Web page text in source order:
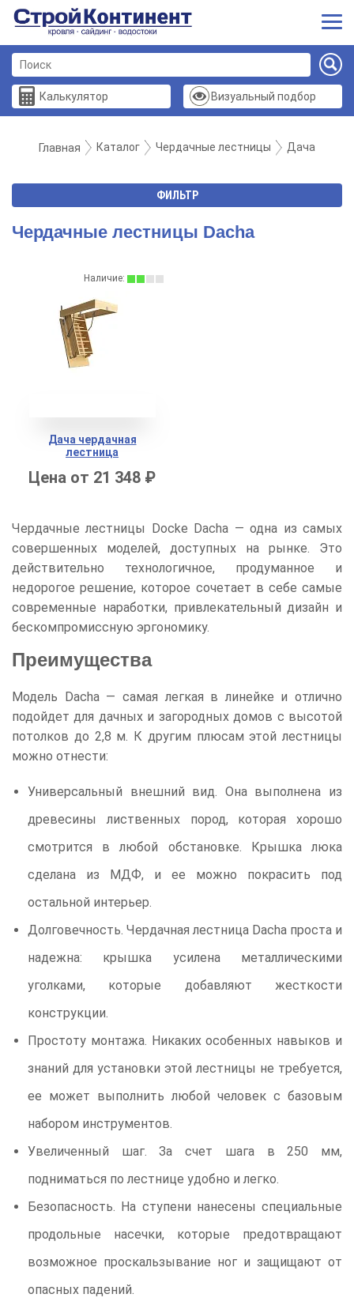
Калькулятор Визуальный подбор
Главная Каталог Чердачные лестницы Дача
ФИЛЬТР
Чердачные лестницы Dacha
Наличие:
Дача чердачная
лестница
Цена от 21 348 ₽
Чердачные лестницы Docke Dacha — одна из самых
совершенных моделей, доступных на рынке. Это
действительно технологичное, продуманное и
недорогое решение, которое сочетает в себе самые
современные наработки, привлекательный дизайн и
бескомпромиссную эргономику.
Преимущества
Модель Dacha — самая легкая в линейке и отлично
подойдет для дачных и загородных домов с высотой
потолков до 2,8 м. К другим плюсам этой лестницы
можно отнести:
Универсальный внешний вид. Она выполнена из
древесины лиственных пород, которая хорошо
смотрится в любой обстановке. Крышка люка
сделана из МДФ, и ее можно покрасить под
остальной интерьер.
Долговечность. Чердачная лестница Dacha проста и
надежна: крышка усилена металлическими
уголками, которые добавляют жесткости
конструкции.
Простоту монтажа. Никаких особенных навыков и
знаний для установки этой лестницы не требуется,
ее может выполнить любой человек с базовым
набором инструментов.
Увеличенный шаг. За счет шага в 250 мм,
подниматься по лестнице удобно и легко.
Безопасность. На ступени нанесены специальные
продольные насечки, которые предотвращают
возможное проскальзывание ног и защищают от
опасных падений.